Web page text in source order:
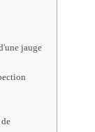
jauge